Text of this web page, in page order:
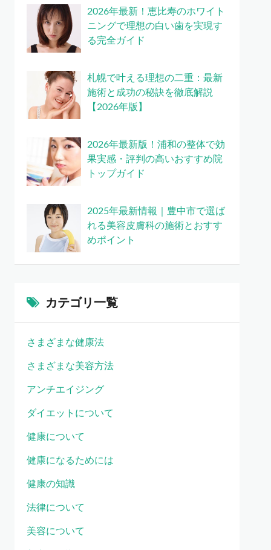
2026年最新！恵比寿のホワイト
ニングで理想の白い歯を実現す
る完全ガイド
札幌で叶える理想の二重：最新
施術と成功の秘訣を徹底解説
【2026年版】
2026年最新版！浦和の整体で効
果実感・評判の高いおすすめ院
トップガイド
2025年最新情報｜豊中市で選ば
れる美容皮膚科の施術とおすす
めポイント
カテゴリ一覧
さまざまな健康法
さまざまな美容方法
アンチエイジング
ダイエットについて
健康について
健康になるためには
健康の知識
法律について
美容について